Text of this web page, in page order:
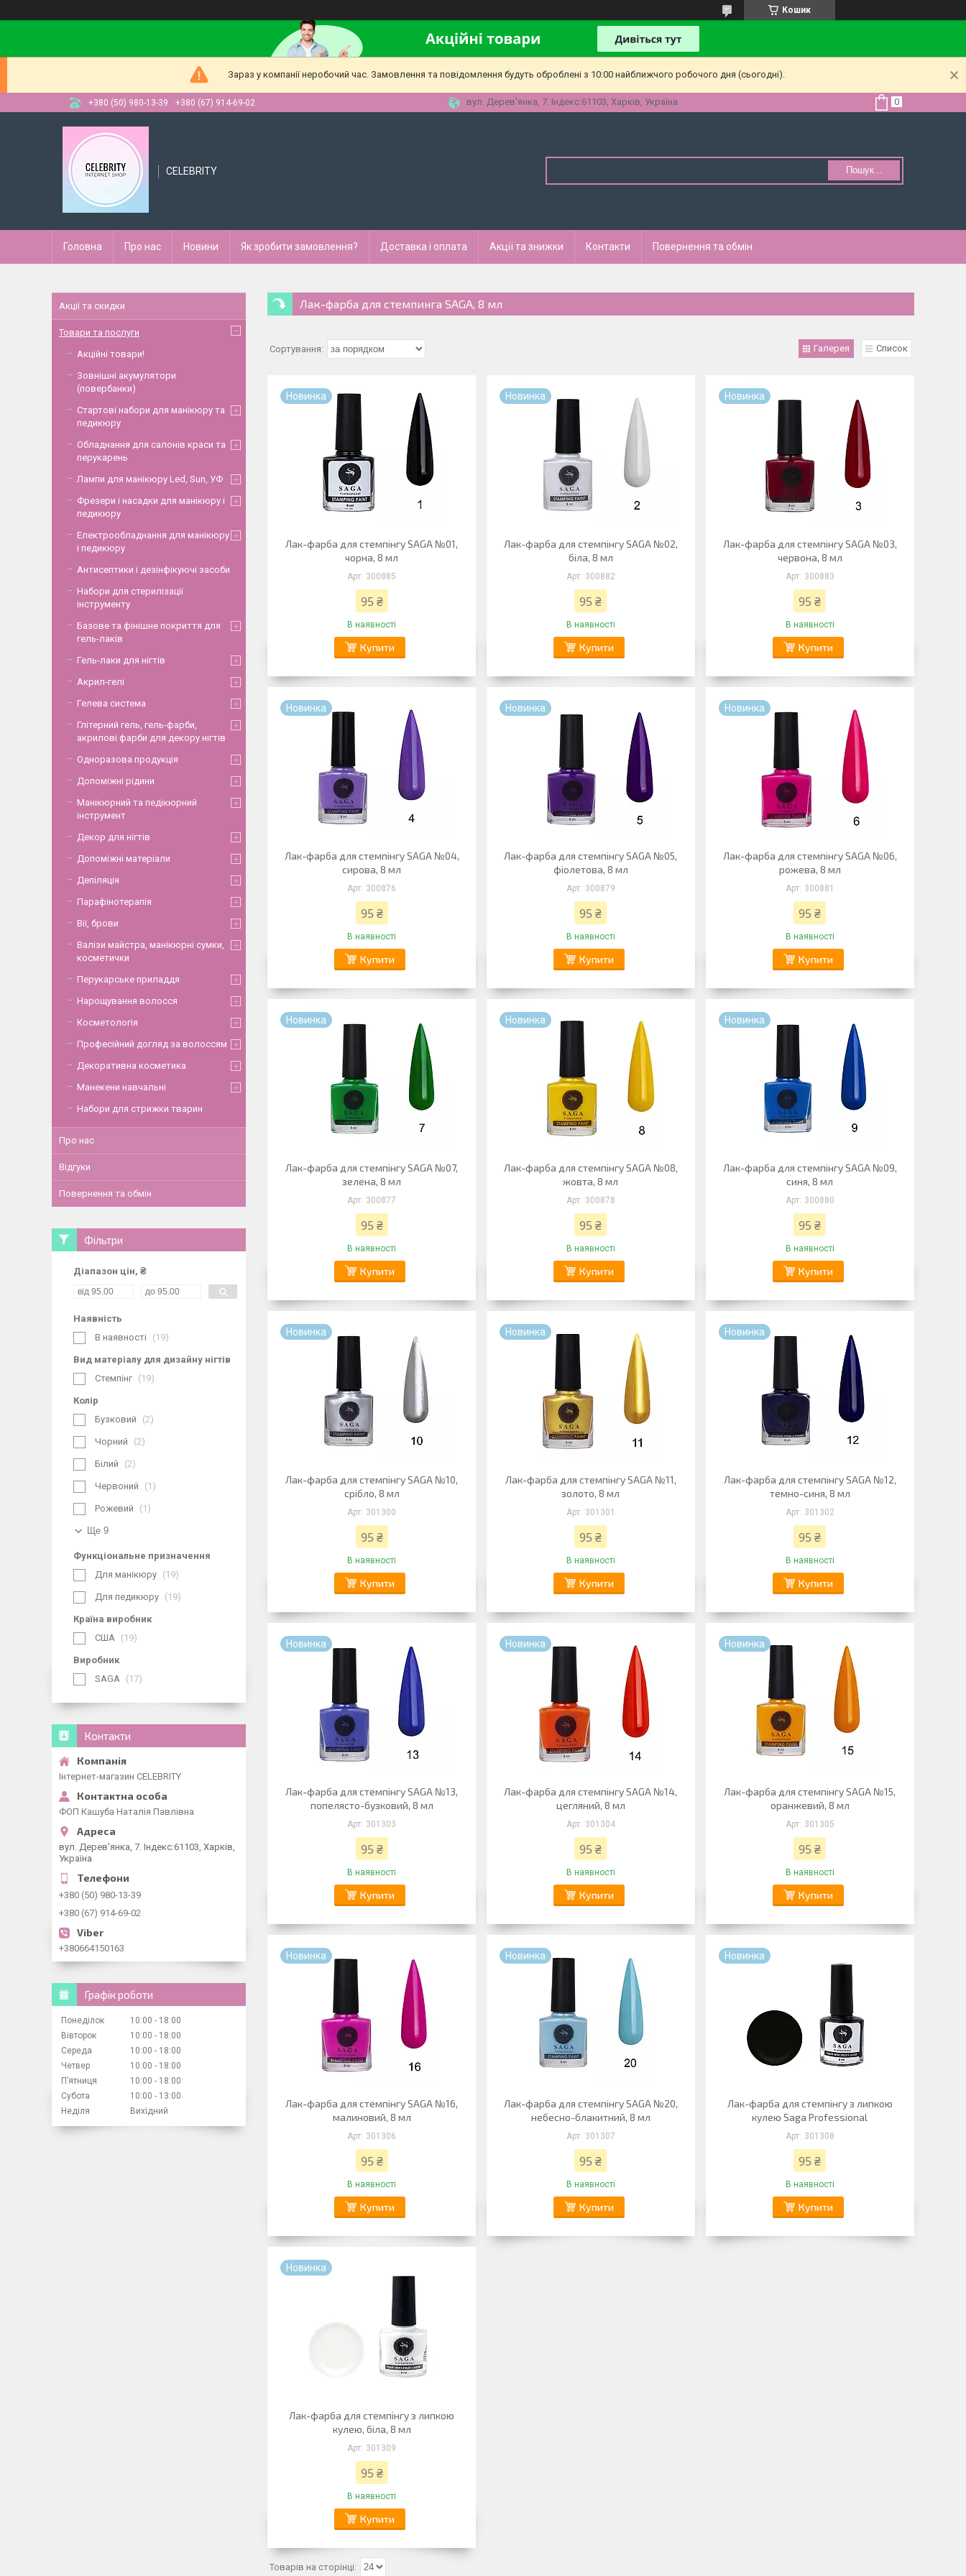
Кошик
Зараз у компанії неробочий час. Замовлення та повідомлення будуть оброблені з 10:00 найближчого робочого дня (сьогодні).
+380 (50) 980-13-39 +380 (67) 914-69-02 вул. Дерев'янка, 7. Індекс:61103, Харків, Україна
CELEBRITY Пошук...
Головна Про нас Новини Як зробити замовлення? Доставка і оплата Акції та знижки Контакти Повернення та обмін
Лак-фарба для стемпинга SAGA, 8 мл
Галерея Список
Новинка
Лак-фарба для стемпінгу SAGA №01,
чорна, 8 мл
300885
95 ₴
В наявності
Купити
Новинка
Лак-фарба для стемпінгу SAGA №02,
біла, 8 мл
300882
95 ₴
В наявності
Купити
Новинка
Лак-фарба для стемпінгу SAGA №03,
червона, 8 мл
300883
95 ₴
В наявності
Купити
Новинка
Лак-фарба для стемпінгу SAGA №04,
сирова, 8 мл
300876
95 ₴
В наявності
Купити
Новинка
Лак-фарба для стемпінгу SAGA №05,
фіолетова, 8 мл
300879
95 ₴
В наявності
Купити
Новинка
Лак-фарба для стемпінгу SAGA №06,
рожева, 8 мл
300881
95 ₴
В наявності
Купити
Новинка
Лак-фарба для стемпінгу SAGA №07,
зелена, 8 мл
300877
95 ₴
В наявності
Купити
Новинка
Лак-фарба для стемпінгу SAGA №08,
жовта, 8 мл
300878
95 ₴
В наявності
Купити
Новинка
Лак-фарба для стемпінгу SAGA №09,
синя, 8 мл
300880
95 ₴
В наявності
Купити
Новинка
Лак-фарба для стемпінгу SAGA №10,
срібло, 8 мл
301300
95 ₴
В наявності
Купити
Новинка
Лак-фарба для стемпінгу SAGA №11,
золото, 8 мл
301301
95 ₴
В наявності
Купити
Новинка
Лак-фарба для стемпінгу SAGA №12,
темно-синя, 8 мл
301302
95 ₴
В наявності
Купити
Новинка
Лак-фарба для стемпінгу SAGA №13,
попелясто-бузковий, 8 мл
301303
95 ₴
В наявності
Купити
Новинка
Лак-фарба для стемпінгу SAGA №14,
цегляний, 8 мл
301304
95 ₴
В наявності
Купити
Новинка
Лак-фарба для стемпінгу SAGA №15,
оранжевий, 8 мл
301305
95 ₴
В наявності
Купити
Новинка
Лак-фарба для стемпінгу SAGA №16,
малиновий, 8 мл
301306
95 ₴
В наявності
Купити
Новинка
Лак-фарба для стемпінгу SAGA №20,
небесно-блакитний, 8 мл
301307
95 ₴
В наявності
Купити
Новинка
Лак-фарба для стемпінгу з липкою
кулею Saga Professional
301308
95 ₴
В наявності
Купити
Новинка
Лак-фарба для стемпінгу з липкою
кулею, біла, 8 мл
301309
95 ₴
В наявності
Купити
Акції та скидки
Товари та послуги
Акційні товари!
Зовнішні акумулятори
(повербанки)
Стартові набори для манікюру та
педикюру
Обладнання для салонів краси та
перукарень
Лампи для манікюру Led, Sun, УФ
Фрезери і насадки для манікюру і
педикюру
Електрообладнання для манікюру
і педикюру
Антисептики і дезінфікуючі засоби
Набори для стерилізації
інструменту
Базове та фінішне покриття для
гель-лаків
Гель-лаки для нігтів
Акрил-гелі
Гелева система
Глітерний гель, гель-фарби,
акрилові фарби для декору нігтів
Одноразова продукція
Допоміжні рідини
Манікюрний та педікюрний
інструмент
Декор для нігтів
Допоміжні матеріали
Депіляція
Парафінотерапія
Вії, брови
Валізи майстра, манікюрні сумки,
косметички
Перукарське приладдя
Нарощування волосся
Косметологія
Професійний догляд за волоссям
Декоративна косметика
Манекени навчальні
Набори для стрижки тварин
Про нас
Відгуки
Повернення та обмін
Фільтри
Діапазон цін, ₴
Наявність
В наявності
19
Вид матеріалу для дизайну нігтів
Стемпінг
19
Колір
Бузковий
2
Чорний 2
Білий 2
Червоний 1
Рожевий 1
Ще 9
Функціональне призначення
Для манікюру
19
Для педикюру 19
Країна виробник
США
19
Виробник
SAGA
17
Контакти
Інтернет-магазин CELEBRITY
ФОП Кашуба Наталія Павлівна
вул. Дерев'янка, 7. Індекс:61103, Харків,
Україна
+380 (50) 980-13-39
+380 (67) 914-69-02
+380664150163
Графік роботи
Понеділок 10:00
18:00
Вівторок
10:00
18:00
Середа
10:00
18:00
Четвер
10:00
18:00
Пʼятниця
10:00
18:00
Субота
10:00
13:00
Неділя
Вихідний